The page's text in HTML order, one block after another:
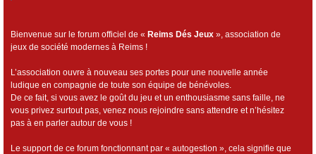
Bienvenue sur le forum officiel de « Reims Dés Jeux », association de
jeux de société modernes à Reims !
L’association ouvre à nouveau ses portes pour une nouvelle année
ludique en compagnie de toute son équipe de bénévoles.
De ce fait, si vous avez le goût du jeu et un enthousiasme sans faille, ne
vous privez surtout pas, venez nous rejoindre sans attendre et n’hésitez
pas à en parler autour de vous !
Le support de ce forum fonctionnant par « autogestion », cela signifie que